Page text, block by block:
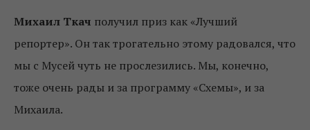
Михаил Ткач получил приз как «Лучший
репортер». Он так трогательно этому радовался, что
мы с Мусей чуть не прослезились. Мы, конечно,
тоже очень рады и за программу «Схемы», и за
Михаила.